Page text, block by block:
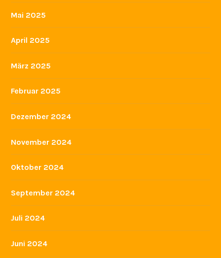
Mai 2025
April 2025
März 2025
Februar 2025
Dezember 2024
November 2024
Oktober 2024
September 2024
Juli 2024
Juni 2024